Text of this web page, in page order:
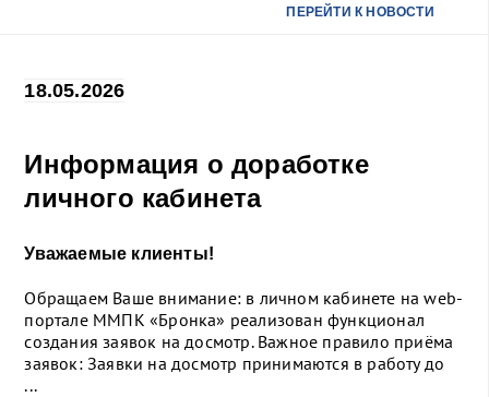
ПЕРЕЙТИ К НОВОСТИ
18.05.2026
Информация о доработке
личного кабинета
Уважаемые клиенты!
Обращаем Ваше внимание: в личном кабинете на web-
портале ММПК «Бронка» реализован функционал
создания заявок на досмотр. Важное правило приёма
заявок: Заявки на досмотр принимаются в работу до
...